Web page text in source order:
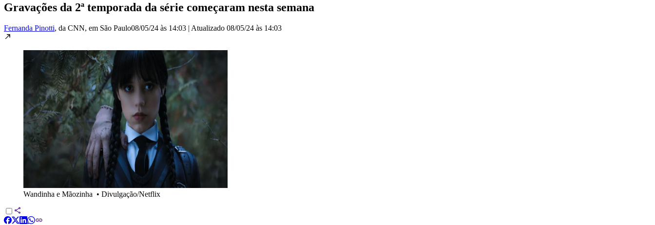
Gravações da 2ª temporada da série começaram nesta semana
Fernanda Pinotti, da CNN, em São Paulo08/05/24 às 14:03 | Atualizado 08/05/24 às 14:03
Wandinha e Mãozinha • Divulgação/Netflix